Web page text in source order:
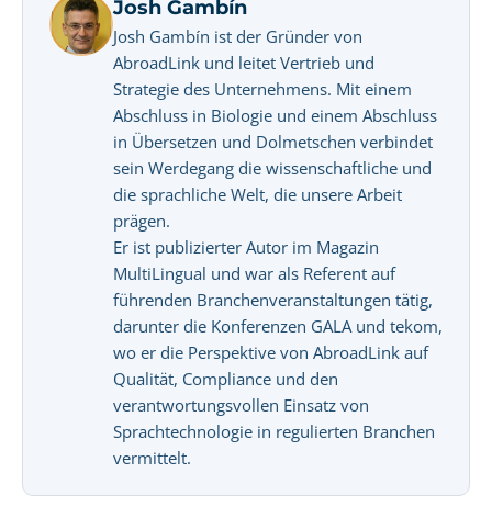
Josh Gambín
Josh Gambín ist der Gründer von
AbroadLink und leitet Vertrieb und
Strategie des Unternehmens. Mit einem
Abschluss in Biologie und einem Abschluss
in Übersetzen und Dolmetschen verbindet
sein Werdegang die wissenschaftliche und
die sprachliche Welt, die unsere Arbeit
prägen.
Er ist publizierter Autor im Magazin
MultiLingual und war als Referent auf
führenden Branchenveranstaltungen tätig,
darunter die Konferenzen GALA und tekom,
wo er die Perspektive von AbroadLink auf
Qualität, Compliance und den
verantwortungsvollen Einsatz von
Sprachtechnologie in regulierten Branchen
vermittelt.